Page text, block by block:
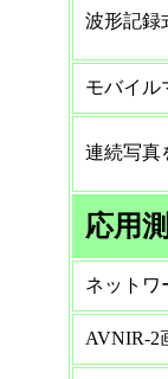
波形記録
モバイル
連続写真
応用
ネットワ
AVNIR-2